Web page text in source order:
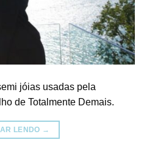
jóias usadas pela
de Totalmente Demais.
LENDO →